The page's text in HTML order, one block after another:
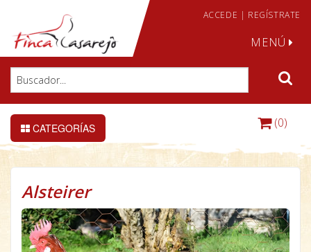
ACCEDE | REGÍSTRATE
MENÚ
CATEGORÍAS (0)
Alsteirer